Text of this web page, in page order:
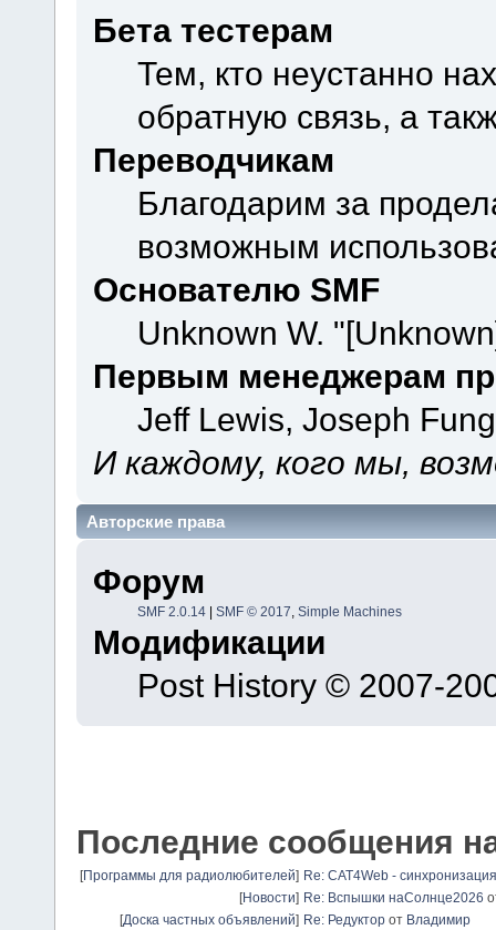
Бета тестерам
Тем, кто неустанно
обратную связь, а
Переводчикам
Благодарим за
возможным
Основателю SMF
Unknown W.
Первым менеджерам
Jeff Lewis, Joseph
И каждому, кого мы,
Авторские права
Форум
SMF 2.0.14| SMF © 2017 Simple Machines
Модификации
Post History © 2007-
Последние сообщения
[Программы для радиолюбителей] Re: CAT4Web -
[Новости] Re: Вспышки наСолнце2026
[Доска частных объявлений] Re: Редуктор от Владимир